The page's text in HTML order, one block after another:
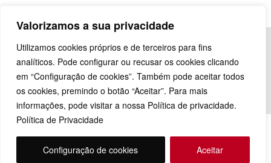
Valorizamos a sua privacidade
Utilizamos cookies próprios e de terceiros para fins
analíticos. Pode configurar ou recusar os cookies clicando
em “Configuração de cookies”. Também pode aceitar todos
os cookies, premindo o botão “Aceitar”. Para mais
informações, pode visitar a nossa Política de privacidade.
Política de Privacidade
Configuração de cookies Aceitar